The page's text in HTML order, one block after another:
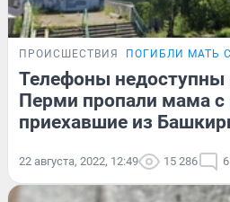
ПРОИСШЕСТВИЯ ПОГИБЛИ МАТЬ
Телефоны недоступны
Перми пропали мама с
приехавшие из
22 августа, 2022, 12:49 15 286 6